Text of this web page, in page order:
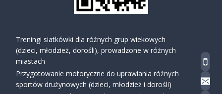
Treningi siatkówki dla różnych grup wiekowych
(dzieci, młodzież, dorośli), prowadzone w różnych
miastach
Przygotowanie motoryczne do uprawiania różnych
sportów drużynowych (dzieci, młodzież i dorośli)